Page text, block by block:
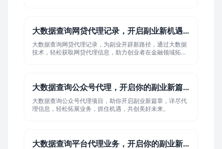
开启副业新篇章，实现个人价值与财富双增长。
大数据查询网贷代理记录，开启副业新机遇（...
大数据查询网贷代理记录，为副业开辟新路径，通过大数据
技术，轻松获取网贷代理信息，助力创业者在金融领域拓展
大数据查询公众号代理，开启你的副业新篇章...
大数据查询公众号代理项目，助你开启副业新篇章，详尽代
理信息，轻松拓展业务，抓住机遇，共创美好未来。
大数据查询平台代理业务，开启你的副业新篇...